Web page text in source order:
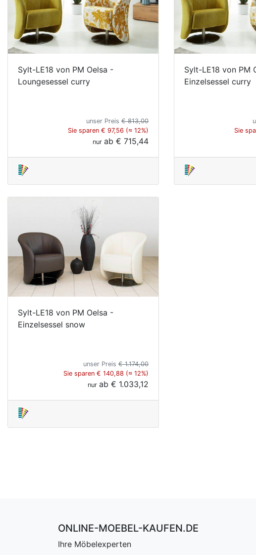
Sylt-LE18 von PM Oelsa -
Loungesessel curry
unser Preis € 813,00
Sie sparen € 97,56 (≈ 12%)
nur ab € 715,44
Sylt-LE18 von PM
Einzelsessel curry
Sie
Sylt-LE18 von PM Oelsa -
Einzelsessel snow
unser Preis € 1.174,00
Sie sparen € 140,88 (≈ 12%)
nur ab € 1.033,12
ONLINE-MOEBEL-KAUFEN.DE
Ihre Möbelexperten